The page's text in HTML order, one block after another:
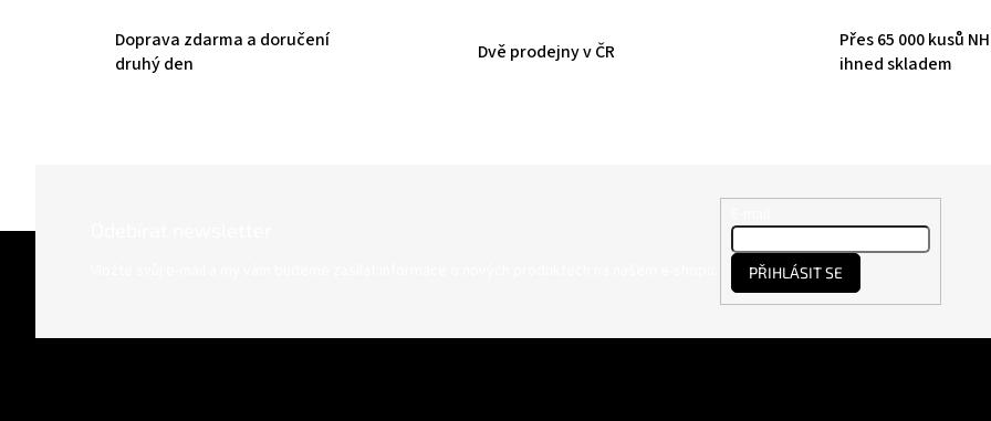
Doprava zdarma a doručení
druhý den
Dvě prodejny v ČR
Přes 65 000 kusů
ihned skladem
PŘIHLÁSIT SE